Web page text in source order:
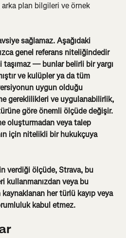
arka plan bilgileri ve örnek
sağlamaz. Aşağıdaki
genel referans niteliğindedir
— bunlar belirli bir yargı
ve kulüpler ya da tüm
uygun olduğu
gereklilikleri ve uygulanabilirlik,
göre önemli ölçüde değişir.
oluşturmadan veya talep
için nitelikli bir hukukçuya
verdiği ölçüde, Strava, bu
kullanmanızdan veya bu
her türlü kayıp veya
kabul etmez.